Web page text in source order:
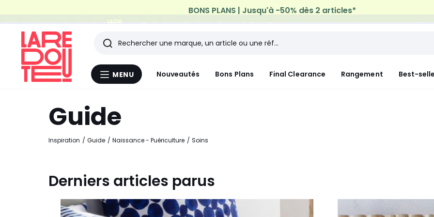
Profitez de la livraison à domicile offerte*sur tous vos achats Mode & Maison
Menu
MENU Nouveautés Bons Plans Final Clearance Rangement Best-
Rechercher
Les
derniers
articles
consultés
Guide
Inspiration Guide Naissance - Puériculture Soins
Derniers articles parus